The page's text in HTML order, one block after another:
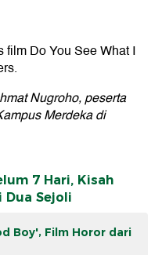
film Do You See What I
Nugroho, peserta
Merdeka di
7 Hari, Kisah
Dua Sejoli
Boy', Film Horor dari